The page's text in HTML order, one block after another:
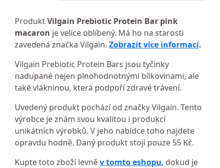
ProduktVilgain Prebiotic Protein Bar pink
macaron je velice oblíbený. Má ho na starosti
zavedená značka Vilgain. Zobrazit více informací.
Vilgain Prebiotic Protein Bars jsou tyčinky
nadupané nejen plnohodnotnými bílkovinami, ale
také vlákninou, která podpoří zdravé trávení.
Uvedený produkt pochází od značky Vilgain. Tento
výrobce je znám svou kvalitou i produkcí
unikátních výrobků. V jeho nabídce toho najdete
opravdu hodně. Daný produkt stojí pouze 55 Kč.
Kupte toto zboží levněv tomto eshopu, dokud je